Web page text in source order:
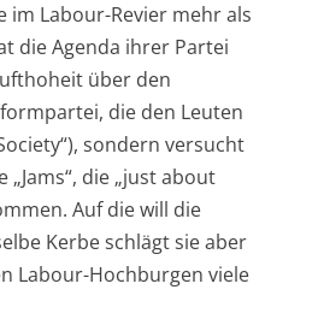
im Labour-Revier mehr als
die Agenda ihrer Partei
über den
die den Leuten
sondern versucht
die „just about
Auf die will die
Kerbe schlägt sie aber
Labour-Hochburgen viele